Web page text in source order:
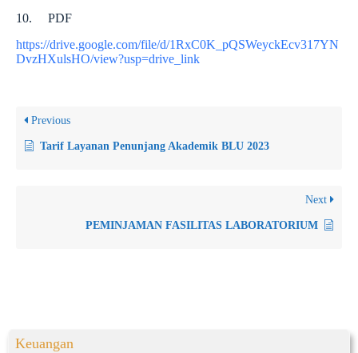
Keuangan
10. PDF
https://drive.google.com/file/d/1RxC0K_pQSWeyckEcv317YN
DvzHXulsHO/view?usp=drive_link
Previous
Tarif Layanan Penunjang Akademik BLU 2023
Next
PEMINJAMAN FASILITAS LABORATORIUM